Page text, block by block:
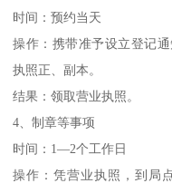
时间：预约当天
操作：携带准予设立登记
执照正、副本。
结果：领取营业执照。
4、制章等事项
时间：1—2个工作日
操作：凭营业执照，到局